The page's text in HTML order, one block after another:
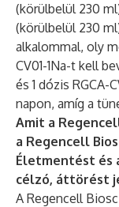
(körülbelül 230
(körülbelül 230
alkalommal, oly
CV01-1Na-t kell
és 1 dózis RGCA-
napon, amíg a
Amit a
a Regencell
Életmentést és
célzó, áttörést
A Regencell